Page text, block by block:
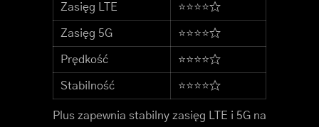
Zasięg LTE ⭐⭐⭐⭐☆
Zasięg 5G ⭐⭐⭐⭐☆
Prędkość ⭐⭐⭐⭐☆
Stabilność ⭐⭐⭐⭐☆
Plus zapewnia stabilny zasięg LTE i 5G na